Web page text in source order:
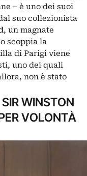
– è uno dei suoi
suo collezionista
, un magnate
scoppia la
di Parigi viene
uno dei quali
non è stato
WINSTON
VOLONTÀ